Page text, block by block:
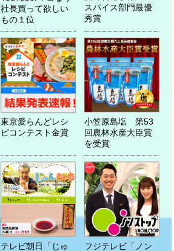
社長買って欲しい
もの１位
スパイス部門最優
秀賞
東京愛らんどレシ
ピコンテスト金賞
小笠原島塩 第53
回農林水産大臣賞
を受賞
テレビ朝日「じゅ フジテレビ「ノン